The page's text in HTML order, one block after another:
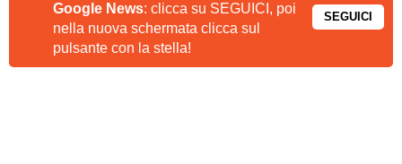
Google News: clicca su SEGUICI, poi
nella nuova schermata clicca sul
pulsante con la stella!
SEGUICI